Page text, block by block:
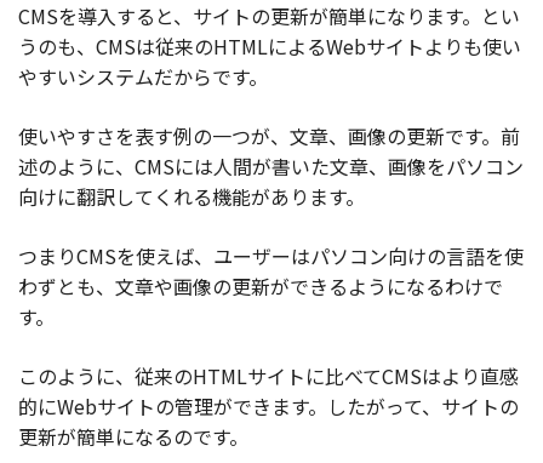
CMSを導入すると、サイトの更新が簡単になります。とい
うのも、CMSは従来のHTMLによるWebサイトよりも使い
やすいシステムだからです。
使いやすさを表す例の一つが、文章、画像の更新です。前
述のように、CMSには人間が書いた文章、画像をパソコン
向けに翻訳してくれる機能があります。
つまりCMSを使えば、ユーザーはパソコン向けの言語を使
わずとも、文章や画像の更新ができるようになるわけで
す。
このように、従来のHTMLサイトに比べてCMSはより直感
的にWebサイトの管理ができます。したがって、サイトの
更新が簡単になるのです。